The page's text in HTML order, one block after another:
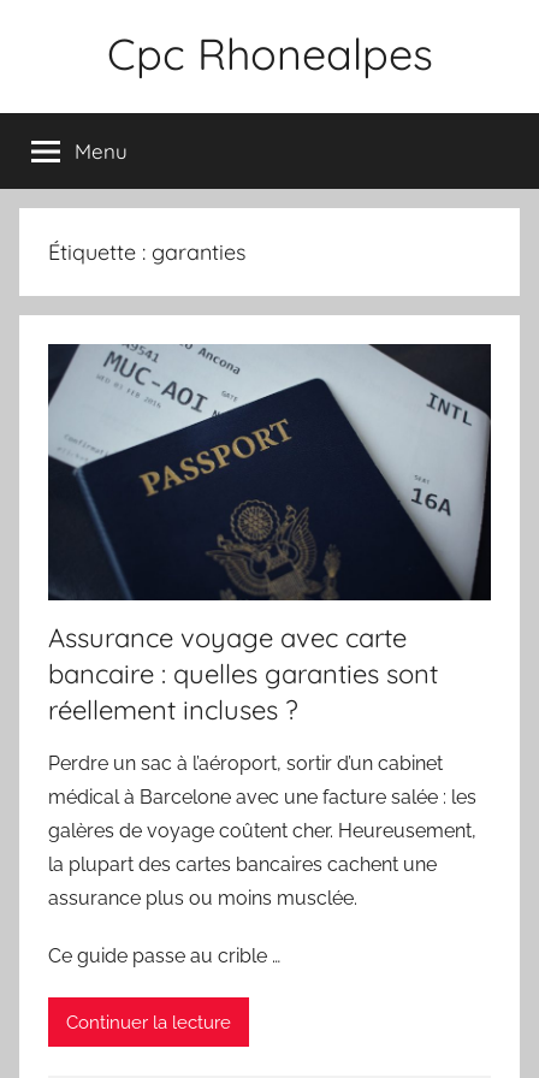
Cpc Rhonealpes
Menu
Étiquette : garanties
Assurance voyage avec carte
bancaire : quelles garanties sont
réellement incluses ?
Perdre un sac à l’aéroport, sortir d’un cabinet
médical à Barcelone avec une facture salée : les
galères de voyage coûtent cher. Heureusement,
la plupart des cartes bancaires cachent une
assurance plus ou moins musclée.
Ce guide passe au crible …
Continuer la lecture